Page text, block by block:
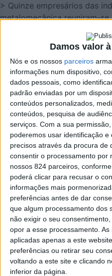
Damos valor
Nós e os nossos parceiros
informações num dispositivo,
dados pessoais, como
padrão enviadas por um
conteúdos personalizados,
conteúdos, pesquisa de
serviços. Com a sua
poderemos usar identificação
precisos através da procura de
consentir o processamento por
nossos 824 parceiros,
poderá clicar para recusar o
informações mais
preferências antes de dar
que algum processamento dos
não exigir o seu
opor a esse processamento.
aplicadas apenas a este
preferências ou retirar seu
voltando a este site e clicando
inferior da página.
> Quinze empresários das
metalomecânica reuniram-
Metal4Future.
12 de Abril de 2023,